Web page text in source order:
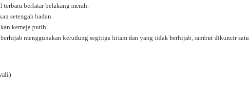
terbaru berlatar belakang merah.
setengah badan.
kemeja putih.
menggunakan kerudung segitiga hitam dan yang tidak berhijab, rambut dikuncir satu